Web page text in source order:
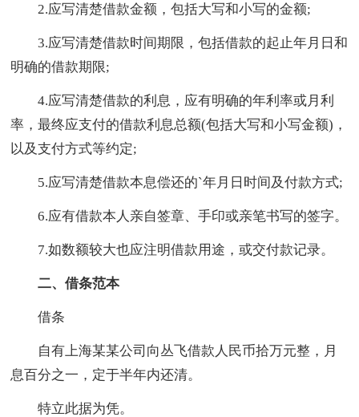
2.应写清楚借款金额，包括大写和小写的金额;
3.应写清楚借款时间期限，包括借款的起止年月日和
明确的借款期限;
4.应写清楚借款的利息，应有明确的年利率或月利
率，最终应支付的借款利息总额(包括大写和小写金额)，
以及支付方式等约定;
5.应写清楚借款本息偿还的`年月日时间及付款方式;
6.应有借款本人亲自签章、手印或亲笔书写的签字。
7.如数额较大也应注明借款用途，或交付款记录。
二、借条范本
借条
自有上海某某公司向丛飞借款人民币拾万元整，月
息百分之一，定于半年内还清。
特立此据为凭。